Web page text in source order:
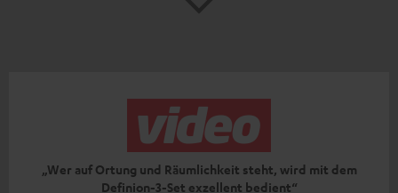
„Wer auf Ortung und Räumlichkeit steht, wird mit dem
Definion-3-Set exzellent bedient“